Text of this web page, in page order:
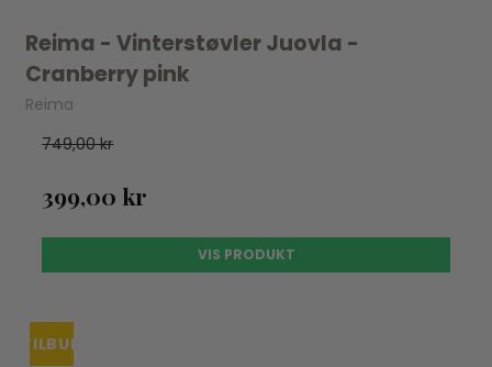
Reima - Vinterstøvler Juovla -
Cranberry pink
Reima
749,00 kr
399,00 kr
VIS PRODUKT
TILBUD